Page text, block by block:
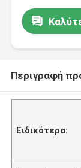
Περιγραφή
Ειδικότερα: